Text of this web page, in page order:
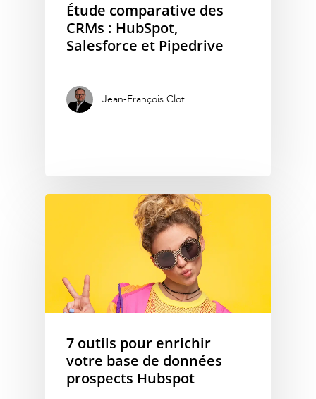
Étude comparative des
CRMs : HubSpot,
Salesforce et Pipedrive
Jean-François Clot
7 outils pour enrichir
votre base de données
prospects Hubspot
Notre Agence
Nos Services
Prise de rendez-vous
Détection de projets B2B
Recrutement
Notre Base de
Nos Références
Notre Blog